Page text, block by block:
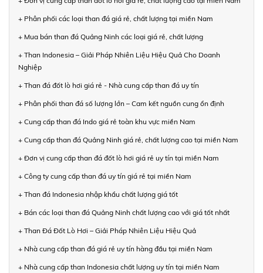
+ Phân phối các loại than đá giá rẻ, chất lượng tại miền Nam
+ Mua bán than đá Quảng Ninh các loại giá rẻ, chất lượng
+ Than Indonesia – Giải Pháp Nhiên Liệu Hiệu Quả Cho Doanh
Nghiệp
+ Than đá đốt lò hơi giá rẻ - Nhà cung cấp than đá uy tín
+ Phân phối than đá số lượng lớn – Cam kết nguồn cung ổn định
+ Cung cấp than đá Indo giá rẻ toàn khu vực miền Nam
+ Cung cấp than đá Quảng Ninh giá rẻ, chất lượng cao tại miền Nam
+ Đơn vị cung cấp than đá đốt lò hơi giá rẻ uy tín tại miền Nam
+ Công ty cung cấp than đá uy tín giá rẻ tại miền Nam
+ Than đá Indonesia nhập khẩu chất lượng giá tốt
+ Bán các loại than đá Quảng Ninh chất lượng cao với giá tốt nhất
+ Than Đá Đốt Lò Hơi – Giải Pháp Nhiên Liệu Hiệu Quả
+ Nhà cung cấp than đá giá rẻ uy tín hàng đầu tại miền Nam
+ Nhà cung cấp than Indonesia chất lượng uy tín tại miền Nam